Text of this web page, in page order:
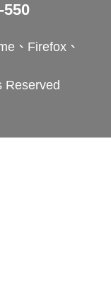
550
、Firefox、
Reserved